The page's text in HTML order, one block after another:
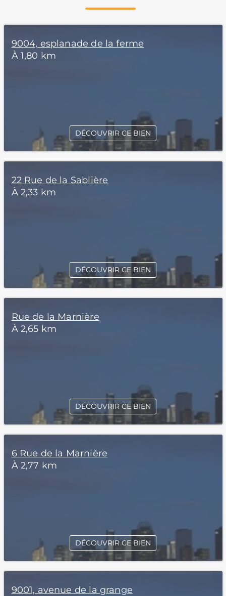
9004, esplanade de la ferme
À 1,80 km
DÉCOUVRIR CE BIEN
22 Rue de la Sablière
À 2,33 km
DÉCOUVRIR CE BIEN
Rue de la Marnière
À 2,65 km
DÉCOUVRIR CE BIEN
6 Rue de la Marnière
À 2,77 km
DÉCOUVRIR CE BIEN
9001, avenue de la grange